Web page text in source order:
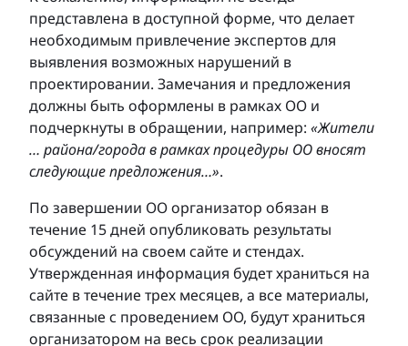
представлена в доступной форме, что делает
необходимым привлечение экспертов для
выявления возможных нарушений в
проектировании. Замечания и предложения
должны быть оформлены в рамках ОО и
подчеркнуты в обращении, например: «Жители
… района/города в рамках процедуры ОО вносят
следующие предложения…».
По завершении ОО организатор обязан в
течение 15 дней опубликовать результаты
обсуждений на своем сайте и стендах.
Утвержденная информация будет храниться на
сайте в течение трех месяцев, а все материалы,
связанные с проведением ОО, будут храниться
организатором на весь срок реализации